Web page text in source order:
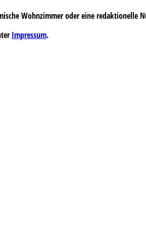
Wohnzimmer oder eine redaktionelle
Impressum.